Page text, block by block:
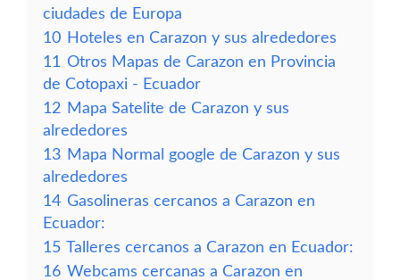
ciudades de Europa
10 Hoteles en Carazon y sus alrededores
11 Otros Mapas de Carazon en Provincia
de Cotopaxi - Ecuador
12 Mapa Satelite de Carazon y sus
alrededores
13 Mapa Normal google de Carazon y sus
alrededores
14 Gasolineras cercanos a Carazon en
Ecuador:
15 Talleres cercanos a Carazon en Ecuador:
16 Webcams cercanas a Carazon en